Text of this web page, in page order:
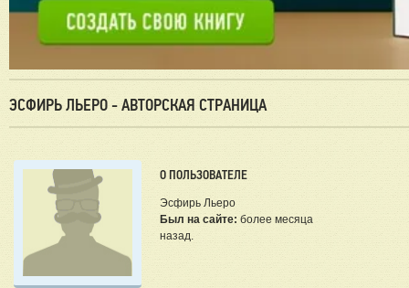
ЭСФИРЬ ЛЬЕРО - АВТОРСКАЯ СТРАНИЦА
О ПОЛЬЗОВАТЕЛЕ
Эсфирь Льеро
Был на сайте: более месяца
назад.